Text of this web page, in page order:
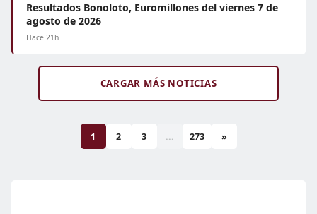
Resultados Bonoloto, Euromillones del viernes 7 de
agosto de 2026
Hace 21h
CARGAR MÁS NOTICIAS
1 2 3 ... 273 »